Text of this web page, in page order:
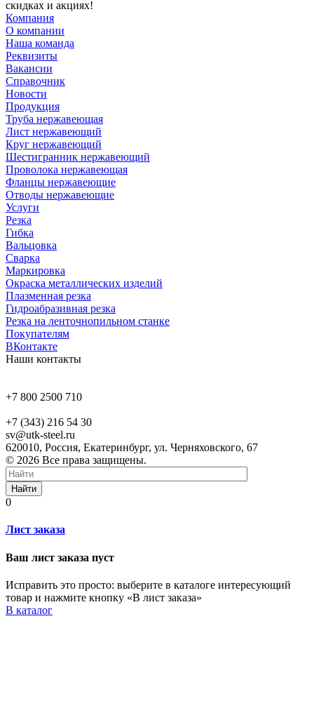
скидках и акциях!
Компания
О компании
Наша команда
Реквизиты
Вакансии
Справочник
Новости
Продукция
Труба нержавеющая
Лист нержавеющий
Круг нержавеющий
Шестигранник нержавеющий
Проволока нержавеющая
Фланцы нержавеющие
Отводы нержавеющие
Услуги
Резка
Гибка
Вальцовка
Сварка
Маркировка
Окраска металлических изделий
Плазменная резка
Гидроабразивная резка
Резка на ленточнопильном станке
Покупателям
ВКонтакте
Наши контакты
+7 800 2500 710
+7 (343) 216 54 30
sv@utk-steel.ru
620010, Россия, Екатеринбург, ул. Черняховского, 67
© 2026 Все права защищены.
Найти
0
Лист заказа
Ваш лист заказа пуст
Исправить это просто: выберите в каталоге интересующий
товар и нажмите кнопку «В лист заказа»
В каталог